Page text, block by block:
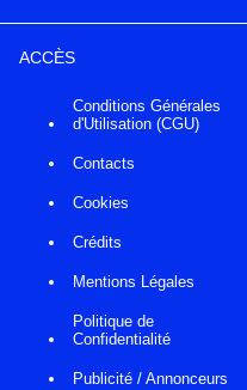
ACCÈS
Conditions Générales
d'Utilisation (CGU)
Contacts
Cookies
Crédits
Mentions Légales
Politique de
Confidentialité
Publicité / Annonceurs